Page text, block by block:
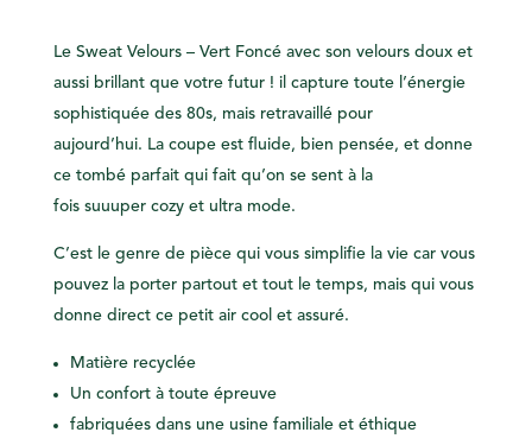
Le Sweat Velours – Vert Foncé avec son velours doux et
aussi brillant que votre futur ! il capture toute l’énergie
sophistiquée des 80s, mais retravaillé pour
aujourd’hui. La coupe est fluide, bien pensée, et donne
ce tombé parfait qui fait qu’on se sent à la
fois suuuper cozy et ultra mode.
C’est le genre de pièce qui vous simplifie la vie car vous
pouvez la porter partout et tout le temps, mais qui vous
donne direct ce petit air cool et assuré.
Matière recyclée
Un confortà toute épreuve
fabriquées dans une usine familialeet éthique